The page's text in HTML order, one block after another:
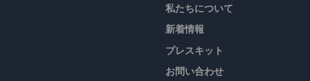
私たちについて
新着情報
プレスキット
お問い合わせ